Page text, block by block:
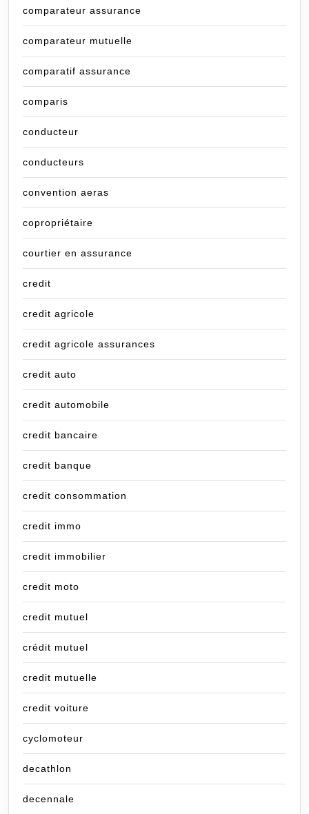
comparateur assurance
comparateur mutuelle
comparatif assurance
comparis
conducteur
conducteurs
convention aeras
copropriétaire
courtier en assurance
credit
credit agricole
credit agricole assurances
credit auto
credit automobile
credit bancaire
credit banque
credit consommation
credit immo
credit immobilier
credit moto
credit mutuel
crédit mutuel
credit mutuelle
credit voiture
cyclomoteur
decathlon
decennale